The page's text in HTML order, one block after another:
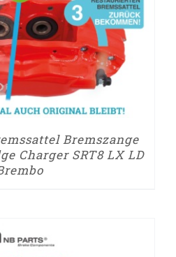
Bremszange
Charger SRT8 LX LD